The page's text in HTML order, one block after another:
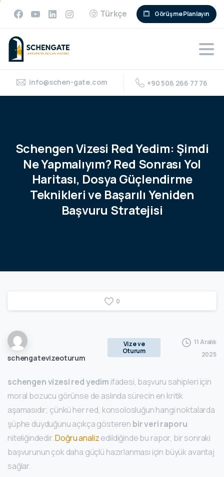
Türkçe Görüşme Planlayın
info@schen-gate.com +90 506 266 77 76
SchengenVizesi RedYedim: Şimdi
NeYapmalıyım? Red Sonrası Yol
Haritası, Dosya Güçlendirme
Teknikleri ve Başarılı Yeniden
Başvuru Stratejisi
0
schengatevizeoturum
Vize ve
Oturum
11 Aralık
2025
schengen vizesi red yedim ifadesi, başvuru sahipleri için
moral bozucu görünse de aslında sürecin en kritik
aşamasıdır; çünkü her red, konsolosluğun hangi noktalarda
şüphe duyduğunu açıkça gösteren bir veri raporu
niteliğindedir.Doğru analizedildiğinde bu rapor, bir sonraki
başvurunun çok daha güçlü hazırlanması için büyük avantaj
sağlar.